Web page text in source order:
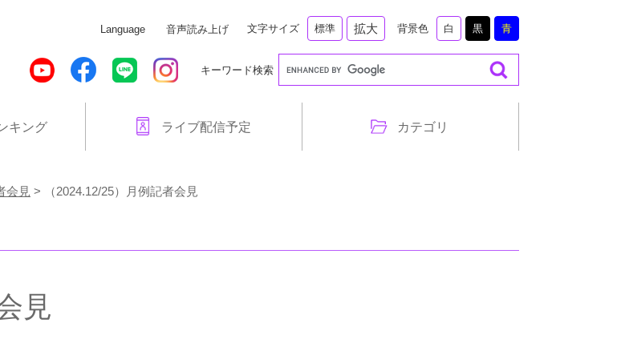
Language 音声読み上げ 文字サイズ 標準 拡大 背景色 白 黒 青
キーワード検索
キング ライブ配信予定 カテゴリ
会見 > （2024.12/25）月例記者会見
見